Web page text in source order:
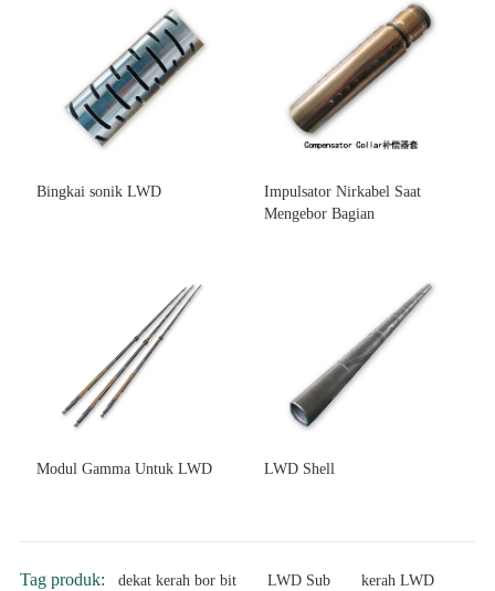
Bingkai sonik LWD
Impulsator Nirkabel Saat
Mengebor Bagian
Modul Gamma Untuk LWD LWD Shell
Tag produk: dekat kerah bor bit LWD Sub
kerah LWD